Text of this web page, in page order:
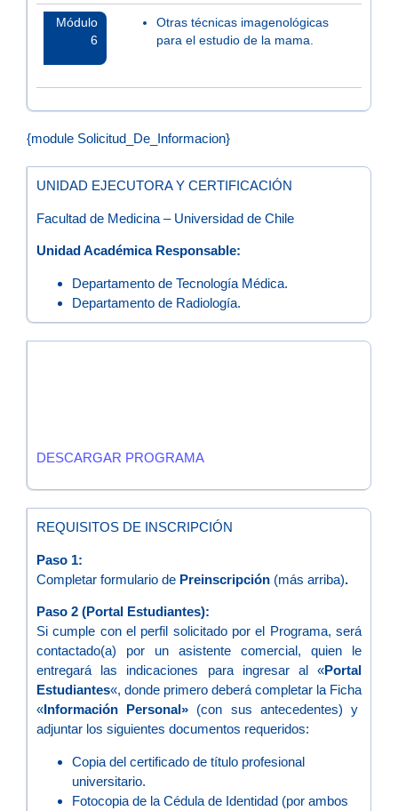
Módulo
6
Otras técnicas imagenológicas
para el estudio de la mama.
{module Solicitud_De_Informacion}
UNIDAD EJECUTORA Y CERTIFICACIÓN
Facultad de Medicina – Universidad de Chile
Unidad Académica Responsable:
Departamento de Tecnología Médica.
Departamento de Radiología.
DESCARGAR PROGRAMA
REQUISITOS DE INSCRIPCIÓN
Paso 1:
Completar formulario de Preinscripción (más arriba).
Paso 2 (Portal Estudiantes):
Si cumple con el perfil solicitado por el Programa, será
contactado(a) por un asistente comercial, quien le
entregará las indicaciones para ingresar al «Portal
Estudiantes«, donde primero deberá completar la Ficha
«Información Personal» (con sus antecedentes) y
adjuntar los siguientes documentos requeridos:
Copia del certificado de título profesional
universitario.
Fotocopia de la Cédula de Identidad (por ambos